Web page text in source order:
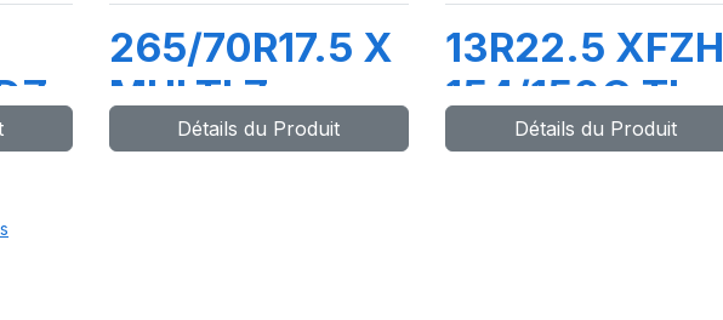
265/70R17.5 X
MULTI Z
140/138M
Détails du Produit
13R22.5 XFZH
154/150G TL
VMDétails du Produit